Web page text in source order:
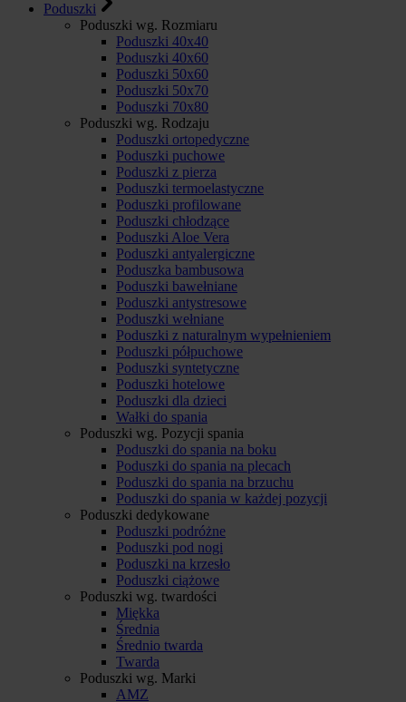
Poduszki
Poduszki wg. Rozmiaru
Poduszki 40x40
Poduszki 40x60
Poduszki 50x60
Poduszki 50x70
Poduszki 70x80
Poduszki wg. Rodzaju
Poduszki ortopedyczne
Poduszki puchowe
Poduszki z pierza
Poduszki termoelastyczne
Poduszki profilowane
Poduszki chłodzące
Poduszki Aloe Vera
Poduszki antyalergiczne
Poduszka bambusowa
Poduszki bawełniane
Poduszki antystresowe
Poduszki wełniane
Poduszki z naturalnym wypełnieniem
Poduszki półpuchowe
Poduszki syntetyczne
Poduszki hotelowe
Poduszki dla dzieci
Wałki do spania
Poduszki wg. Pozycji spania
Poduszki do spania na boku
Poduszki do spania na plecach
Poduszki do spania na brzuchu
Poduszki do spania w każdej pozycji
Poduszki dedykowane
Poduszki podróżne
Poduszki pod nogi
Poduszki na krzesło
Poduszki ciążowe
Poduszki wg. twardości
Miękka
Średnia
Średnio twarda
Twarda
Poduszki wg. Marki
AMZ